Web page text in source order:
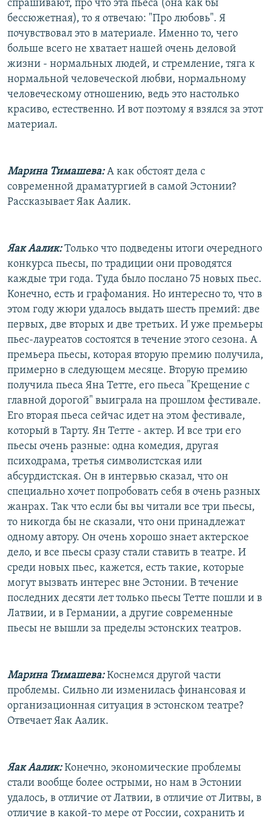
спрашивают, про что эта пьеса (она как бы
бессюжетная), то я отвечаю: "Про любовь". Я
почувствовал это в материале. Именно то, чего
больше всего не хватает нашей очень деловой
жизни - нормальных людей, и стремление, тяга к
нормальной человеческой любви, нормальному
человеческому отношению, ведь это настолько
красиво, естественно. И вот поэтому я взялся за этот
материал.
Марина Тимашева:А как обстоят дела с
современной драматургией в самой Эстонии?
Рассказывает Яак Аалик.
Яак Аалик:Только что подведены итоги очередного
конкурса пьесы, по традиции они проводятся
каждые три года. Туда было послано 75 новых пьес.
Конечно, есть и графомания. Но интересно то, что в
этом году жюри удалось выдать шесть премий: две
первых, две вторых и две третьих. И уже премьеры
пьес-лауреатов состоятся в течение этого сезона. А
премьера пьесы, которая вторую премию получила,
примерно в следующем месяце. Вторую премию
получила пьеса Яна Тетте, его пьеса "Крещение с
главной дорогой" выиграла на прошлом фестивале.
Его вторая пьеса сейчас идет на этом фестивале,
который в Тарту. Ян Тетте - актер. И все три его
пьесы очень разные: одна комедия, другая
психодрама, третья символистская или
абсурдистская. Он в интервью сказал, что он
специально хочет попробовать себя в очень разных
жанрах. Так что если бы вы читали все три пьесы,
то никогда бы не сказали, что они принадлежат
одному автору. Он очень хорошо знает актерское
дело, и все пьесы сразу стали ставить в театре. И
среди новых пьес, кажется, есть такие, которые
могут вызвать интерес вне Эстонии. В течение
последних десяти лет только пьесы Тетте пошли и в
Латвии, и в Германии, а другие современные
пьесы не вышли за пределы эстонских театров.
Марина Тимашева:Коснемся другой части
проблемы. Сильно ли изменилась финансовая и
организационная ситуация в эстонском театре?
Отвечает Яак Аалик.
Яак Аалик:Конечно, экономические проблемы
стали вообще более острыми, но нам в Эстонии
удалось, в отличие от Латвии, в отличие от Литвы, в
отличие в какой-то мере от России, сохранить и